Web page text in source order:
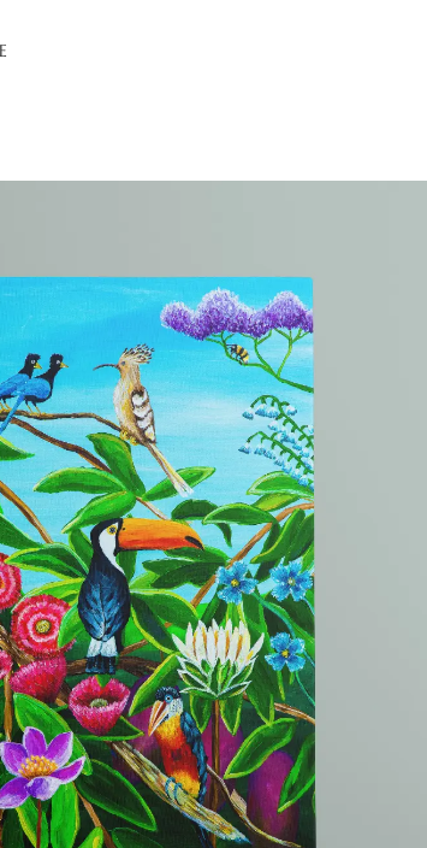
Rylander. Hurtig og effektiv betjening og hurtig
og brugbart svar. Kan kun anbefales og så er vi vilde
hendes farver.